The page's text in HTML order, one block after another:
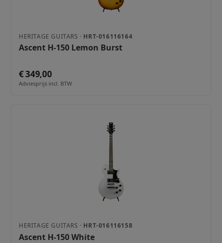
HERITAGE GUITARS · HRT-016116164
Ascent H-150 Lemon Burst
€ 349,00
Adviesprijs incl. BTW
HERITAGE GUITARS · HRT-016116158
Ascent H-150 White